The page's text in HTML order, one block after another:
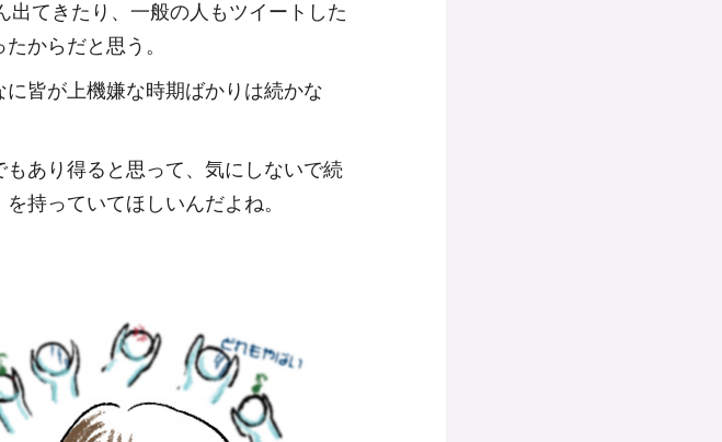
出てきたり、一般の人もツイートした
からだと思う。
皆が上機嫌な時期ばかりは続かな
あり得ると思って、気にしないで続
を持っていてほしいんだよね。